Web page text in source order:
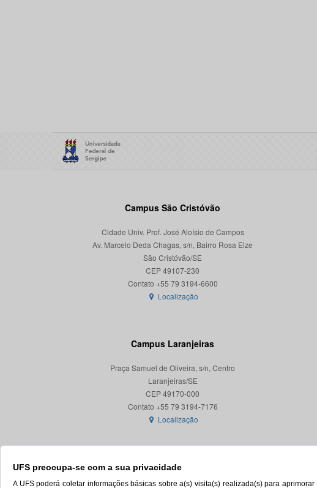
UFS preocupa-se com a sua privacidade
A UFS poderá coletar informações básicas sobre a(s) visita(s) realizada(s) para
Campus São Cristóvão
Cidade Univ. Prof. José Aloísio de Campos
Av. Marcelo Deda Chagas, s/n, Bairro Rosa Elze
São Cristóvão/SE
CEP 49107-230
Localização
Campus Laranjeiras
Praça Samuel de Oliveira, s/n, Centro
Laranjeiras/SE
CEP 49170-000
Localização